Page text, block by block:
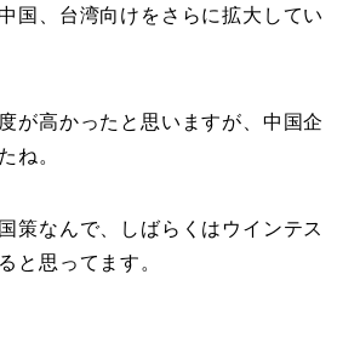
国、台湾向けをさらに拡大してい
が高かったと思いますが、中国企
ね。
策なんで、しばらくはウインテス
と思ってます。